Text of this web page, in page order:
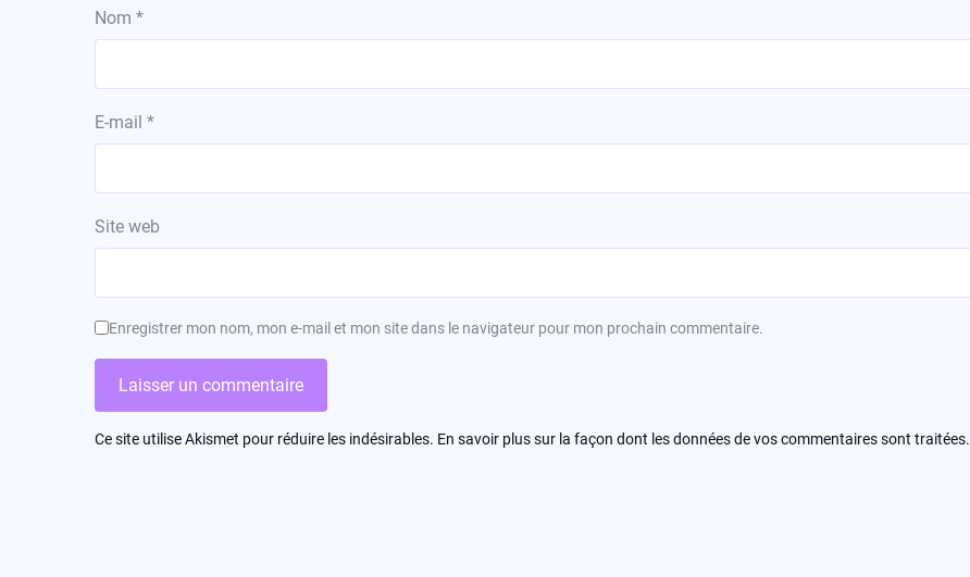
Nom *
E-mail *
Site web
Enregistrer mon nom, mon e-mail et mon site dans le navigateur pour mon prochain commentaire.
Ce site utilise Akismet pour réduire les indésirables. En savoir plus sur la façon dont les données de vos commentaires sont traitées.